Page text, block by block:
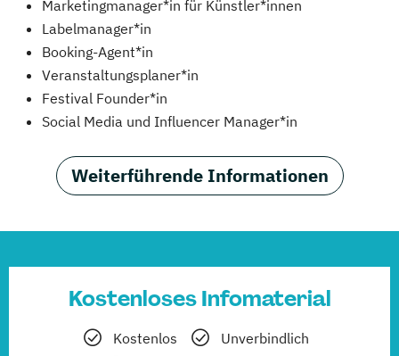
Marketingmanager*in für Künstler*innen
Labelmanager*in
Booking-Agent*in
Veranstaltungsplaner*in
Festival Founder*in
Social Media und Influencer Manager*in
Weiterführende Informationen
Kostenloses Infomaterial
Kostenlos
Unverbindlich